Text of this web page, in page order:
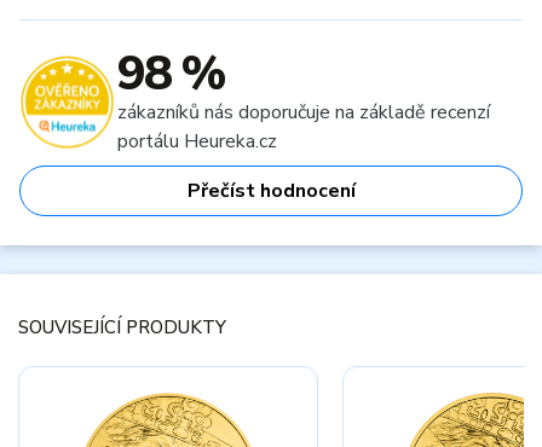
98 %
zákazníků nás doporučuje na základě recenzí
portálu Heureka.cz
Přečíst hodnocení
SOUVISEJÍCÍ PRODUKTY